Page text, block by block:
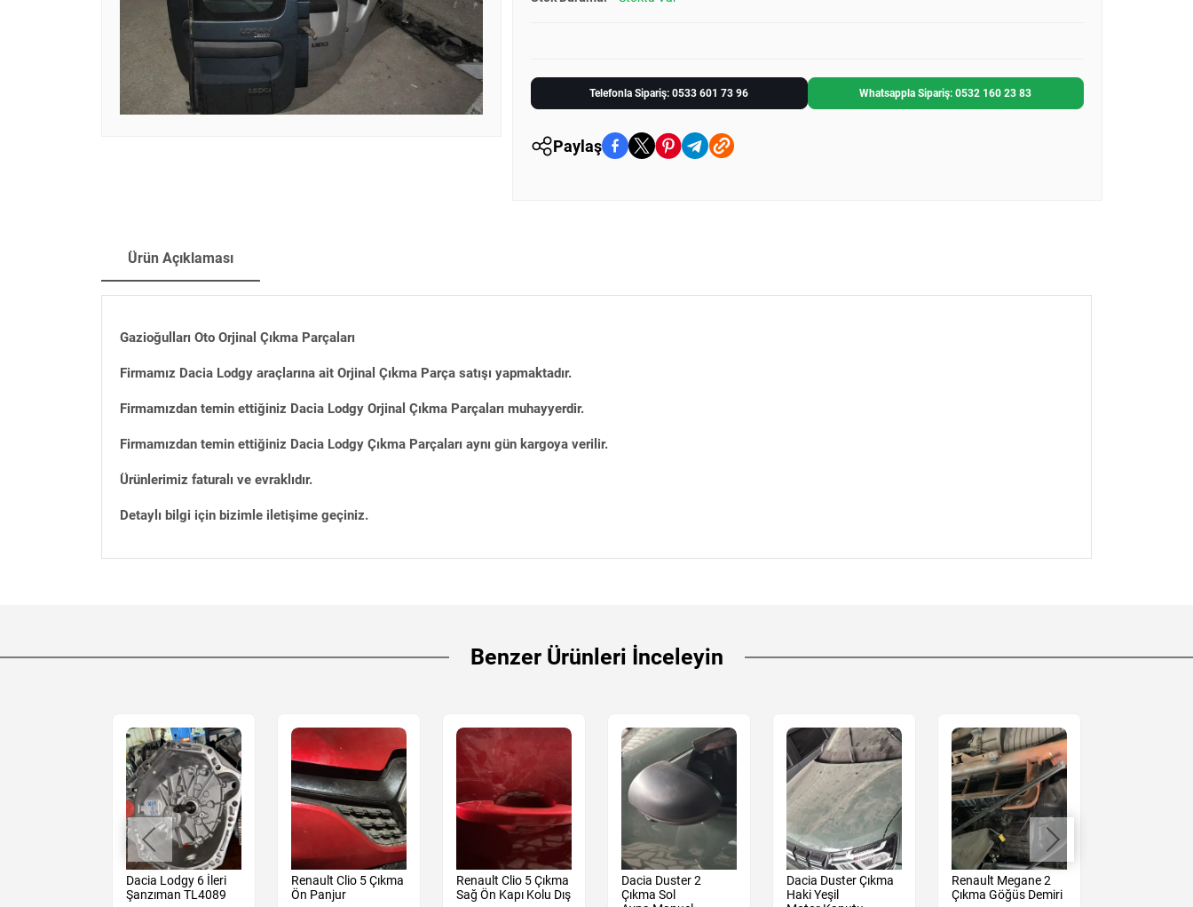
Telefonla Sipariş: 0533 601 73 96 Whatsappla Sipariş: 0532 160 23 83
Paylaş
Ürün Açıklaması
Gazioğulları Oto Orjinal Çıkma Parçaları
Firmamız Dacia Lodgy araçlarına ait Orjinal Çıkma Parça satışı yapmaktadır.
Firmamızdan temin ettiğiniz Dacia Lodgy Orjinal Çıkma Parçaları muhayyerdir.
Firmamızdan temin ettiğiniz Dacia Lodgy Çıkma Parçaları aynı gün kargoya verilir.
Ürünlerimiz faturalı ve evraklıdır.
Detaylı bilgi için bizimle iletişime geçiniz.
Benzer Ürünleri İnceleyin
Dacia Lodgy 6 İleri
Şanzıman TL4089
Renault Clio 5 Çıkma
Ön Panjur
Renault Clio 5 Çıkma
Sağ Ön Kapı Kolu Dış
Dacia Duster 2
Çıkma Sol
Dacia Duster Çıkma
Haki Yeşil
Renault Megane 2
Çıkma Göğüs Demiri